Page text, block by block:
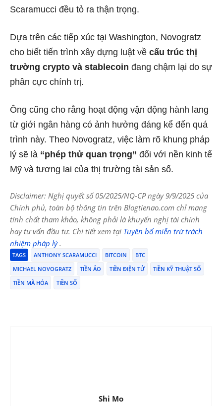
Scaramucci đều tỏ ra thận trọng.
Dựa trên các tiếp xúc tại Washington, Novogratz
cho biết tiến trình xây dựng luật về cấu trúc thị
trường crypto và stablecoin đang chậm lại do sự
phân cực chính trị.
Ông cũng cho rằng hoạt động vận động hành lang
từ giới ngân hàng có ảnh hưởng đáng kể đến quá
trình này. Theo Novogratz, việc làm rõ khung pháp
lý sẽ là “phép thử quan trọng” đối với nền kinh tế
Mỹ và tương lai của thị trường tài sản số.
Disclaimer: Nghị quyết số 05/2025/NQ-CP ngày 9/9/2025 của
Chính phủ, toàn bộ thông tin trên Blogtienao.com chỉ mang
tính chất tham khảo, không phải là khuyến nghị tài chính
hay tư vấn đầu tư. Chi tiết xem tại Tuyên bố miễn trừ trách
nhiệm pháp lý.
TAGS ANTHONY SCARAMUCCI BITCOIN
BTC
MICHAEL NOVOGRATZ
TIỀN ẢO TIỀN ĐIỆN TỬ
TIỀN KỸ THUẬT SỐ
TIỀN MÃ HÓA
TIỀN SỐ
Shi Mo